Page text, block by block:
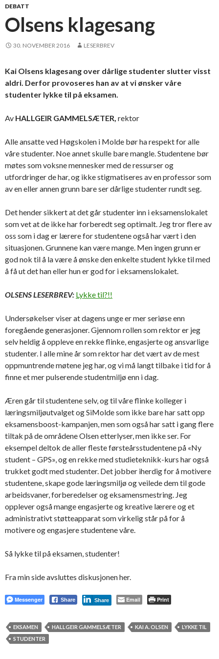
DEBATT
Olsens klagesang
30. NOVEMBER 2016 LESERBREV
Kai Olsens klagesang over dårlige studenter slutter visst
aldri. Derfor provoseres han av at vi ønsker våre
studenter lykke til på eksamen.
Av HALLGEIR GAMMELSÆTER, rektor
Alle ansatte ved Høgskolen i Molde bør ha respekt for alle
våre studenter. Noe annet skulle bare mangle. Studentene bør
møtes som voksne mennesker med de ressurser og
utfordringer de har, og ikke stigmatiseres av en professor som
av en eller annen grunn bare ser dårlige studenter rundt seg.
Det hender sikkert at det går studenter inn i eksamenslokalet
som vet at de ikke har forberedt seg optimalt. Jeg tror flere av
oss som i dag er lærere for studentene også har vært i den
situasjonen. Grunnene kan være mange. Men ingen grunn er
god nok til å la være å ønske den enkelte student lykke til med
å få ut det han eller hun er god for i eksamenslokalet.
OLSENS LESERBREV: Lykke til?!!
Undersøkelser viser at dagens unge er mer seriøse enn
foregående generasjoner. Gjennom rollen som rektor er jeg
selv heldig å oppleve en rekke flinke, engasjerte og ansvarlige
studenter. I alle mine år som rektor har det vært av de mest
oppmuntrende møtene jeg har, og vi må langt tilbake i tid for å
finne et mer pulserende studentmiljø enn i dag.
Æren går til studentene selv, og til våre flinke kolleger i
læringsmiljøutvalget og SiMolde som ikke bare har satt opp
eksamensboost-kampanjen, men som også har satt i gang flere
tiltak på de områdene Olsen etterlyser, men ikke ser. For
eksempel deltok de aller fleste førsteårsstudentene på «Ny
student – GPS», og en rekke med studieteknikk-kurs har også
trukket godt med studenter. Det jobber iherdig for å motivere
studentene, skape gode læringsmiljø og veilede dem til gode
arbeidsvaner, forberedelser og eksamensmestring. Jeg
opplever også mange engasjerte og kreative lærere og et
administrativt støtteapparat som virkelig står på for å
motivere og engasjere studentene våre.
Så lykke til på eksamen, studenter!
Fra min side avsluttes diskusjonen her.
Messenger Share Share Email Print
EKSAMEN HALLGEIR GAMMELSÆTER KAI A. OLSEN
LYKKE TIL
STUDENTER